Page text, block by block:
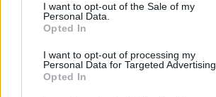
I want to opt-out of the Sale of my
Personal Data.
Opted In
I want to opt-out of processing my
Personal Data for Targeted Advertising.
Opted In
sneakers